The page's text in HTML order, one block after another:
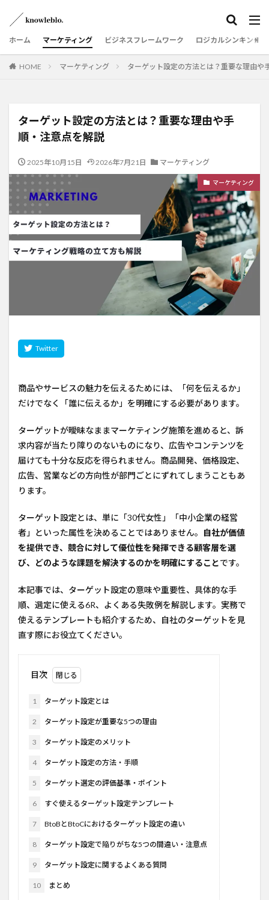
ホーム マーケティング ビジネスフレームワーク ロジカルシンキング
HOME マーケティング ターゲット設定の方法とは？重要な理由や
ターゲット設定の方法とは？重要な理由や手
順・注意点を解説
2025年10月15日 2026年7月21日 マーケティング
マーケティング
商品やサービスの魅力を伝えるためには、「何を伝えるか」
だけでなく「誰に伝えるか」を明確にする必要があります。
ターゲットが曖昧なままマーケティング施策を進めると、訴
求内容が当たり障りのないものになり、広告やコンテンツを
届けても十分な反応を得られません。商品開発、価格設定、
広告、営業などの方向性が部門ごとにずれてしまうこともあ
ります。
ターゲット設定とは、単に「30代女性」「中小企業の経営
者」といった属性を決めることではありません。
自社が価値
を提供でき、競合に対して優位性を発揮できる顧客層を選
び、どのような課題を解決するのかを明確にすることです。
本記事では、ターゲット設定の意味や重要性、具体的な手
順、選定に使える6R、よくある失敗例を解説します。実務で
使えるテンプレートも紹介するため、自社のターゲットを見
直す際にお役立てください。
目次
1 ターゲット設定とは
2 ターゲット設定が重要な5つの理由
3 ターゲット設定のメリット
4 ターゲット設定の方法・手順
5 ターゲット選定の評価基準・ポイント
6 すぐ使えるターゲット設定テンプレート
7 BtoBとBtoCにおけるターゲット設定の違い
8 ターゲット設定で陥りがちな5つの間違い・注意点
9 ターゲット設定に関するよくある質問
10 まとめ